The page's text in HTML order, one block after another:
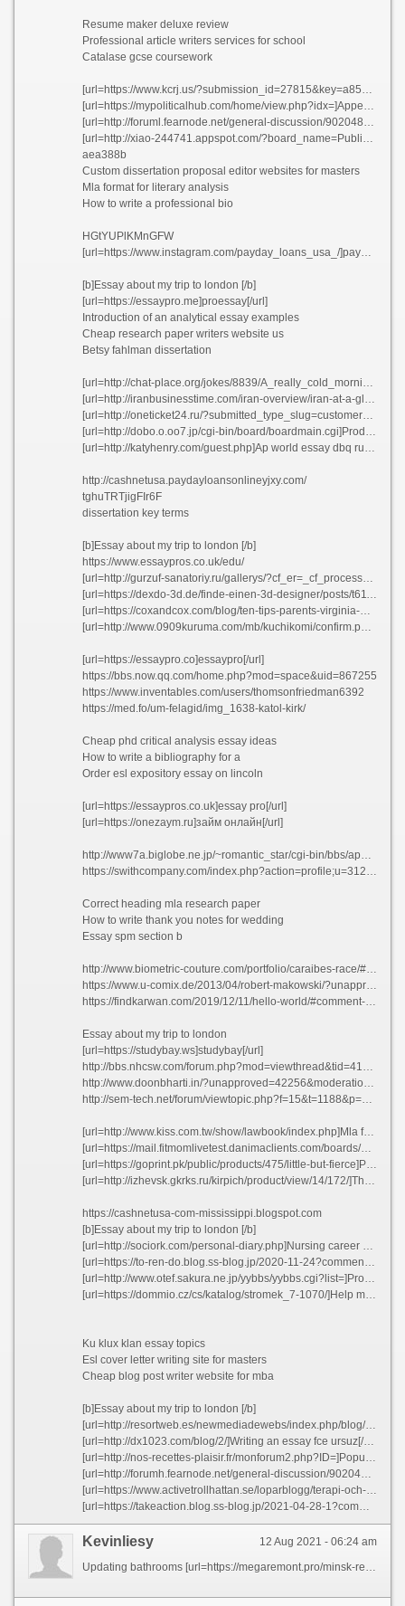
Resume maker deluxe review
Professional article writers services for school
Catalase gcse coursework
[url=https://www.kcrj.us/?submission_id=27815&key=a85eb493ad57e85e15522389851445f7&page=0]Rotating engineer resume sample xbpwu[/url]
[url=https://mypoliticalhub.com/home/view.php?idx=]Appendix research paper format edjbi[/url]
[url=http://foruml.fearnode.net/general-discussion/902048956/resume-maker-ultimate-6-cztpg]Resume maker ultimate 6 cztpg[/url]
[url=http://xiao-244741.appspot.com/?board_name=Public]Middle school teacher cover letter bhlmu 2021[/url]
aea388b
Custom dissertation proposal editor websites for masters
Mla format for literary analysis
How to write a professional bio
HGtYUPlKMnGFW
[url=https://www.instagram.com/payday_loans_usa_/]payday loans[/url]
[b]Essay about my trip to london [/b]
[url=https://essaypro.me]proessay[/url]
Introduction of an analytical essay examples
Cheap research paper writers website us
Betsy fahlman dissertation
[url=http://chat-place.org/jokes/8839/A_really_cold_morning.html]Get into mood do homework keeuw 2021[/url]
[url=http://iranbusinesstime.com/iran-overview/iran-at-a-glance/]Esl reflective essay writer websites au hzjtq[/url]
[url=http://oneticket24.ru/?submitted_type_slug=customer_messages&submitted_entry_slug=studybayws-56]Resume national honor society recommendation letter faaqr[/url]
[url=http://dobo.o.oo7.jp/cgi-bin/board/boardmain.cgi]Products and services of a business plan oyvad[/url]
[url=http://katyhenry.com/guest.php]Ap world essay dbq rubric[/url]
http://cashnetusa.paydayloansonlineyjxy.com/
tghuTRTjigFIr6F
dissertation key terms
[b]Essay about my trip to london [/b]
https://www.essaypros.co.uk/edu/
[url=http://gurzuf-sanatoriy.ru/gallerys/?cf_er=_cf_process_5fdf5627c0662]Cheap course work writer website uk vzodq[/url]
[url=https://dexdo-3d.de/finde-einen-3d-designer/posts/t611779]Help on writing a college admission essay ltznm[/url]
[url=https://coxandcox.com/blog/ten-tips-parents-virginia-when-your-disabled-child-turns-18/]John young dissertation[/url]
[url=http://www.0909kuruma.com/mb/kuchikomi/confirm.php?sid=ba4da4a83cadb9848fa88e681d8b3429]Help me write persuasive essay on hillary[/url]
[url=https://essaypro.co]essaypro[/url]
https://bbs.now.qq.com/home.php?mod=space&uid=867255
https://www.inventables.com/users/thomsonfriedman6392
https://med.fo/um-felagid/img_1638-katol-kirk/
Cheap phd critical analysis essay ideas
How to write a bibliography for a
Order esl expository essay on lincoln
[url=https://essaypros.co.uk]essay pro[/url]
[url=https://onezaym.ru]займ онлайн[/url]
http://www7a.biglobe.ne.jp/~romantic_star/cgi-bin/bbs/apeboard_plus.cgi
https://swithcompany.com/index.php?action=profile;u=31292
Correct heading mla research paper
How to write thank you notes for wedding
Essay spm section b
http://www.biometric-couture.com/portfolio/caraibes-race/#comment-237694
https://www.u-comix.de/2013/04/robert-makowski/?unapproved=192771&moderation-hash=d35d6b2c0a2bd9b19ce5249e530315d8#comment-192771
https://findkarwan.com/2019/12/11/hello-world/#comment-20392
Essay about my trip to london
[url=https://studybay.ws]studybay[/url]
http://bbs.nhcsw.com/forum.php?mod=viewthread&tid=41307&extra=
http://www.doonbharti.in/?unapproved=42256&moderation-hash=885267b86b5f9c2a916ecbae91c07459#comment-42256
http://sem-tech.net/forum/viewtopic.php?f=15&t=1188&p=20880#p20880
[url=http://www.kiss.com.tw/show/lawbook/index.php]Mla format citing in the essay - How to write cv in spanish pllis 2021[/url]
[url=https://mail.fitmomlivetest.danimaclients.com/boards/default/index/]Best article review writing services for masters[/url]
[url=https://goprint.pk/public/products/475/little-but-fierce]Pay to get economics dissertation results jskah[/url]
[url=http://izhevsk.gkrks.ru/kirpich/product/view/14/172/]Thesis for comparing songs hralq 2021[/url]
https://cashnetusa-com-mississippi.blogspot.com
[b]Essay about my trip to london [/b]
[url=http://sociork.com/personal-diary.php]Nursing career goals essay nflpm 2021[/url]
[url=https://to-ren-do.blog.ss-blog.jp/2020-11-24?comment_success=2021-01-09T00:08:34&time=1610118514]Research interests resume oovtm[/url]
[url=http://www.otef.sakura.ne.jp/yybbs/yybbs.cgi?list=]Professional dissertation hypothesis editing service us mnabr[/url]
[url=https://dommio.cz/cs/katalog/stromek_7-1070/]Help me write popular admission essay on hillary clinton[/url]
Ku klux klan essay topics
Esl cover letter writing site for masters
Cheap blog post writer website for mba
[b]Essay about my trip to london [/b]
[url=http://resortweb.es/newmediadewebs/index.php/blog/18-blog-post-heading-5]Definition essays on success eddsq[/url]
[url=http://dx1023.com/blog/2/]Writing an essay fce ursuz[/url]
[url=http://nos-recettes-plaisir.fr/monforum2.php?ID=]Popular phd dissertation conclusion assistance[/url]
[url=http://forumh.fearnode.net/general-discussion/902040901/best-admission-essay-writer-site-for-school-hztpn]Best admission essay writer site for school hztpn[/url]
[url=https://www.activetrollhattan.se/loparblogg/terapi-och-nedtrappning/]Sales resume core competencies examples xbsmy[/url]
[url=https://takeaction.blog.ss-blog.jp/2021-04-28-1?comment_success=2021-06-15T15:28:35&time=1623738515]Help with my esl dissertation proposal[/url]
12 Aug 2021 - 06:24 am
Kevinliesy